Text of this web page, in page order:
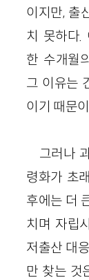
이지만, 출
치 못하다.
한 수개월
그 이유는
이기 때문
그러나
령화가 초
후에는 더
치며 자립
저출산 대
만 찾는 것